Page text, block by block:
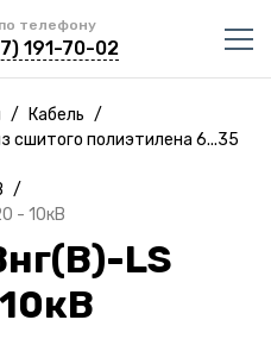
телефону
191-70-02
/ Кабель /
сшитого полиэтилена 6...35
/
- 10кВ
LS